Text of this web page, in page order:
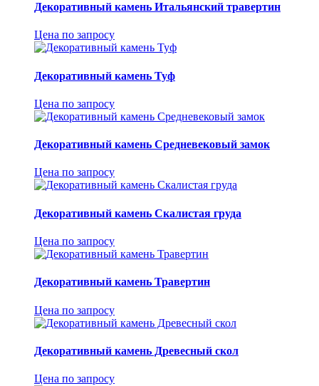
Декоративный камень Итальянский травертин
Цена по запросу
Декоративный камень Туф
Цена по запросу
Декоративный камень Средневековый замок
Цена по запросу
Декоративный камень Скалистая груда
Цена по запросу
Декоративный камень Травертин
Цена по запросу
Декоративный камень Древесный скол
Цена по запросу